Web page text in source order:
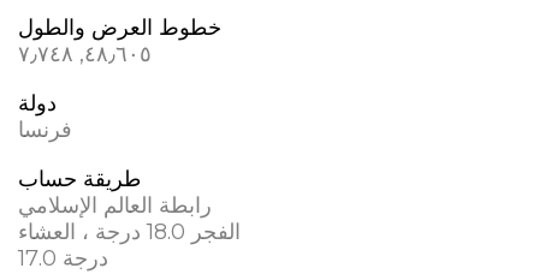
خطوط العرض والطول
٤٨٫٦٠٥, ٧٫٧٤٨
دولة
فرنسا
طريقة حساب
رابطة العالم الإسلامي
الفجر 18.0 درجة ، العشاء
17.0 درجة